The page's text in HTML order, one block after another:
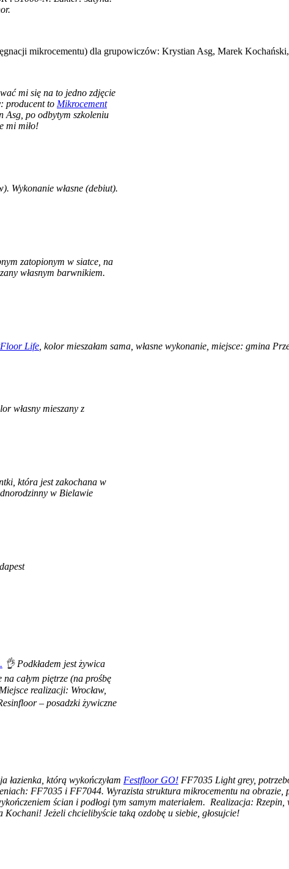
mikrocementu) dla grupowiczów: Krystian Asg, Marek
mi się na to jedno zdjęcie
producent to Mikrocement
Asg, po odbytym szkoleniu
mi miło!
Wykonanie własne (debiut).
zatopionym w siatce, na
własnym barwnikiem.
Life , kolor mieszałam sama, własne wykonanie, miejsce: gmina
własny mieszany z
która jest zakochana w
w Bielawie
👌 Podkładem jest żywica
całym piętrze (na prośbę
realizacji: Wrocław,
– posadzki żywiczne
łazienka, którą wykończyłam Festfloor GO! FF7035 Light grey,
FF7035 i FF7044. Wyrazista struktura mikrocementu na obrazie,
ścian i podłogi tym samym materiałem. Realizacja:
Jeżeli chcielibyście taką ozdobę u siebie, głosujcie!